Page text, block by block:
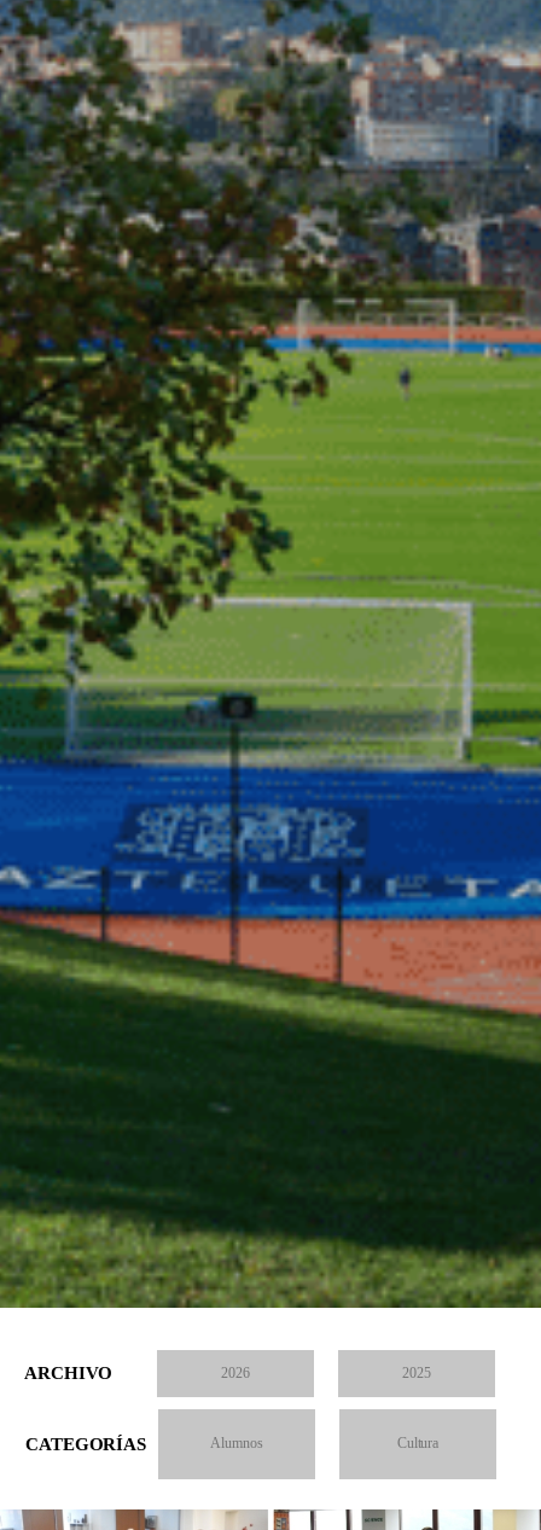
ARCHIVO 2026 2025
CATEGORÍAS Alumnos Cultura